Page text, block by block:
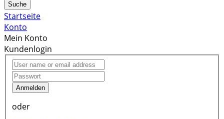
Suche
Startseite
Konto
Mein Konto
Kundenlogin
Anmelden
oder